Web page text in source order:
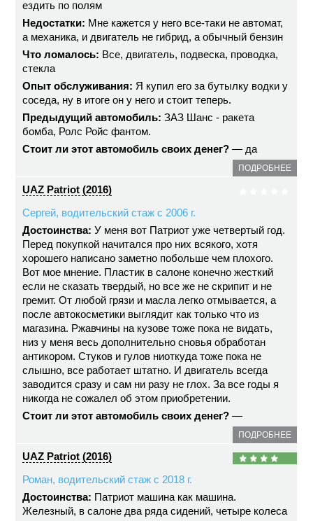
ездить по полям
Недостатки: Мне кажется у него все-таки не автомат,
а механика, и двигатель не гибрид, а обычный бензин
Что ломалось: Все, двигатель, подвеска, проводка,
стекла
Опыт обслуживания: Я купил его за бутылку водки у
соседа, ну в итоге он у него и стоит теперь.
Предыдущий автомобиль: ЗАЗ Шанс - ракета
бомба, Ролс Ройс фантом.
Стоит ли этот автомобиль своих денег? — да
ПОДРОБНЕЕ
UAZ Patriot (2016)
Сергей, водительский стаж с 2006 г.
Достоинства: У меня вот Патриот уже четвертый год.
Перед покупкой начитался про них всякого, хотя
хорошего написано заметно побольше чем плохого.
Вот мое мнение. Пластик в салоне конечно жесткий
если не сказать твердый, но все же не скрипит и не
гремит. От любой грязи и масла легко отмывается, а
после автокосметики выглядит как только что из
магазина. Ржавчины на кузове тоже пока не видать,
низ у меня весь дополнительно сновья обработан
антикором. Стуков и гулов ниоткуда тоже пока не
слышно, все работает штатно. И двигатель всегда
заводится сразу и сам ни разу не глох. За все годы я
никогда не сожалел об этом приобретении.
Стоит ли этот автомобиль своих денег? —
ПОДРОБНЕЕ
UAZ Patriot (2016)
Роман, водительский стаж с 2018 г.
Достоинства: Патриот машина как машина.
Железный, в салоне два ряда сидений, четыре колеса